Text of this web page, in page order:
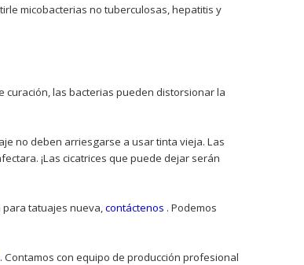
micobacterias no tuberculosas, hepatitis y
curación, las bacterias pueden distorsionar la
no deben arriesgarse a usar tinta vieja. Las
¡Las cicatrices que puede dejar serán
tatuajes nueva,contáctenos . Podemos
. Contamos con equipo de producción profesional